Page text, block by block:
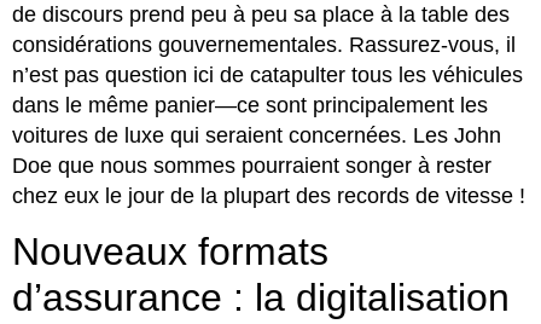
de discours prend peu à peu sa place à la table des
considérations gouvernementales. Rassurez-vous, il
n’est pas question ici de catapulter tous les véhicules
dans le même panier—ce sont principalement les
voitures de luxe qui seraient concernées. Les John
Doe que nous sommes pourraient songer à rester
chez eux le jour de la plupart des records de vitesse !
Nouveaux formats
d’assurance : la digitalisation